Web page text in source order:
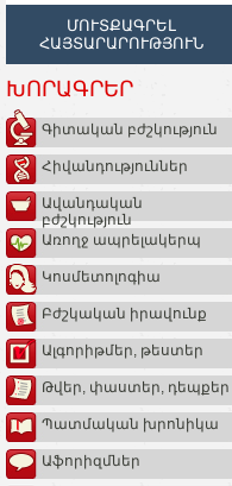
ՄՈՒՏՔԱԳՐԵԼ
ՀԱՅՏԱՐԱՐՈՒԹՅՈՒՆ
ԽՈՐԱԳՐԵՐ
Գիտական բժշկություն
Հիվանդություններ
Ավանդական
բժշկություն
Առողջ ապրելակերպ
Կոսմետոլոգիա
Բժշկական իրավունք
Ալգորիթմեր, թեստեր
Թվեր, փաստեր, դեպքեր
Պատմական խրոնիկա
Աֆորիզմներ